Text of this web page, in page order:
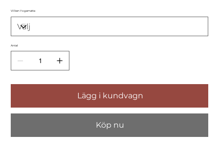
Vilken Yogamatta
Antal
Lägg i kundvagn
Köp nu